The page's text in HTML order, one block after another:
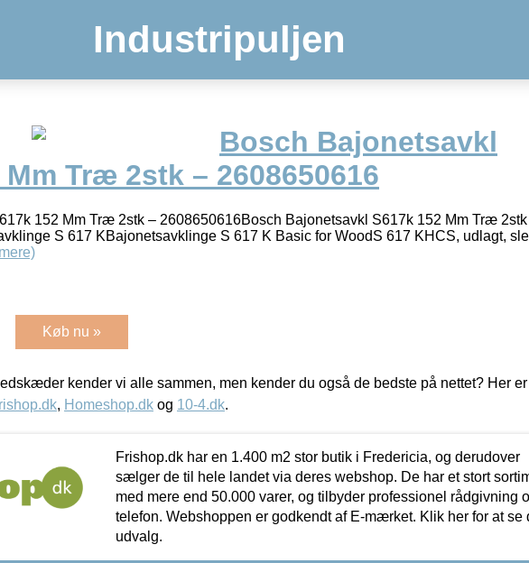
Industripuljen
Bosch Bajonetsavkl
Mm Træ 2stk – 2608650616
152 Mm Træ 2stk – 2608650616Bosch Bajonetsavkl S617k 152 Mm Træ
S 617 KBajonetsavklinge S 617 K Basic for WoodS 617 KHCS, udlagt,
Køb nu »
kender vi alle sammen, men kender du også de bedste på nettet? Her
, Homeshop.dk og 10-4.dk.
Frishop.dk har en 1.400 m2 stor butik i Fredericia, og derudover
sælger de til hele landet via deres webshop. De har et stort
med mere end 50.000 varer, og tilbyder professionel rådgivning
telefon. Webshoppen er godkendt af E-mærket. Klik her for at se
udvalg.